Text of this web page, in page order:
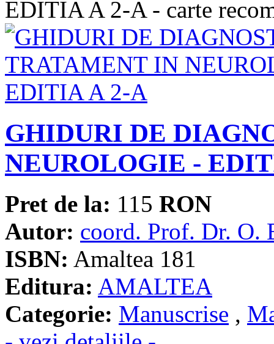
GHIDURI DE
NEUROLOGIE -
Pret de la: 115 RON
Autor: coord. Prof. Dr. O.
ISBN: Amaltea 181
Editura: AMALTEA
Categorie: Manuscrise ,